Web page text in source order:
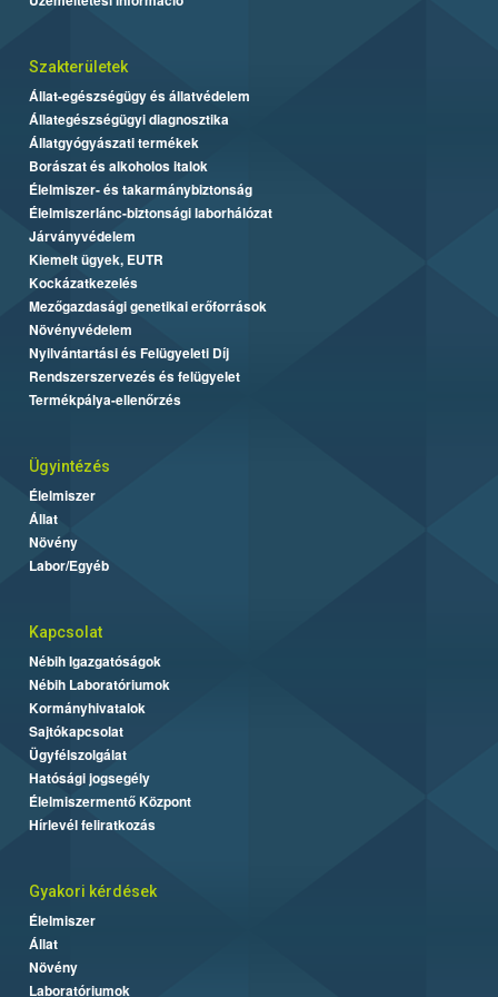
Szakterületek
Állat-egészségügy és állatvédelem
Állategészségügyi diagnosztika
Állatgyógyászati termékek
Borászat és alkoholos italok
Élelmiszer- és takarmánybiztonság
Élelmiszerlánc-biztonsági laborhálózat
Járványvédelem
Kiemelt ügyek, EUTR
Kockázatkezelés
Mezőgazdasági genetikai erőforrások
Növényvédelem
Nyilvántartási és Felügyeleti Díj
Rendszerszervezés és felügyelet
Termékpálya-ellenőrzés
Ügyintézés
Élelmiszer
Állat
Növény
Labor/Egyéb
Kapcsolat
Nébih Igazgatóságok
Nébih Laboratóriumok
Kormányhivatalok
Sajtókapcsolat
Ügyfélszolgálat
Hatósági jogsegély
Élelmiszermentő Központ
Hírlevél feliratkozás
Gyakori kérdések
Élelmiszer
Állat
Növény
Laboratóriumok